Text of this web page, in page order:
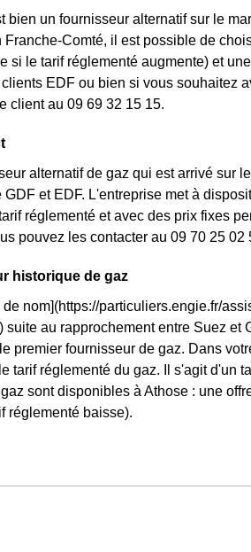
un fournisseur alternatif sur le
Comté, il est possible de
si le tarif réglementé augmente) et
EDF ou bien si vous souhaitez
client au 09 69 32 15 15.
alternatif de gaz qui est arrivé sur
et EDF. L'entreprise met à
réglementé et avec des prix fixes
pouvez les contacter au 09 70 25 02
historique de gaz
nom](https://particuliers.engie.fr/
au rapprochement entre Suez et
premier fournisseur de gaz. Dans
tarif réglementé du gaz. Il s'agit d'un
sont disponibles à Athose : une
réglementé baisse).